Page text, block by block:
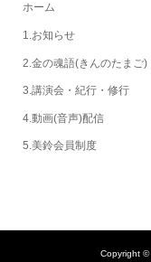
ホーム
1.お知らせ
2.金の魂語(きんのたまご)
3.講演会・紀行・修行
4.動画(音声)配信
5.美鈴会員制度
Copyright ©